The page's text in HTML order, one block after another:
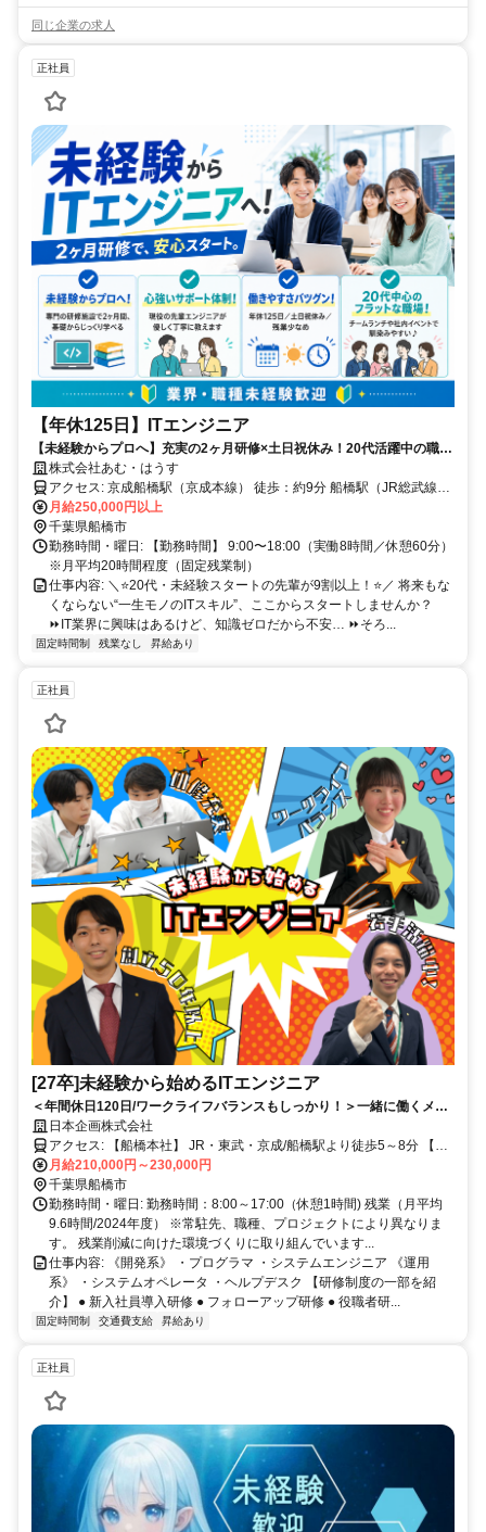
同じ企業の求人
正社員
【年休125日】ITエンジニア
【未経験からプロへ】充実の2ヶ月研修×土日祝休み！20代活躍中の職場
で一生モノのITスキルを！
株式会社あむ・はうす
アクセス: 京成船橋駅（京成本線） 徒歩：約9分 船橋駅（JR総武線／
東武アーバンパークライン） 徒歩：約10分
月給250,000円以上
千葉県船橋市
勤務時間・曜日: 【勤務時間】 9:00〜18:00（実働8時間／休憩60分）
※月平均20時間程度（固定残業制）
仕事内容: ＼⭐️20代・未経験スタートの先輩が9割以上！⭐️／ 将来もな
くならない“一生モノのITスキル”、ここからスタートしませんか？
⏩IT業界に興味はあるけど、知識ゼロだから不安… ⏩そろ...
固定時間制 残業なし 昇給あり
正社員
[27卒]未経験から始めるITエンジニア
＜年間休日120日/ワークライフバランスもしっかり！＞一緒に働くメン
バーはほとんど未経験スタート！1から丁寧に教える環境はプロへの近
道！＜設立50年を超える歴史ある会社＞
日本企画株式会社
アクセス: 【船橋本社】 JR・東武・京成/船橋駅より徒歩5～8分 【大
阪支店】 御堂筋線/西中島南方駅、阪急/南方駅より徒歩5分
月給210,000円～230,000円
千葉県船橋市
勤務時間・曜日: 勤務時間：8:00～17:00（休憩1時間) 残業（月平均
9.6時間/2024年度） ※常駐先、職種、プロジェクトにより異なりま
す。 残業削減に向けた環境づくりに取り組んでいます...
仕事内容: 《開発系》 ・プログラマ ・システムエンジニア 《運用
系》 ・システムオペレータ ・ヘルプデスク 【研修制度の一部を紹
介】 ● 新入社員導入研修 ● フォローアップ研修 ● 役職者研...
固定時間制 交通費支給 昇給あり
正社員